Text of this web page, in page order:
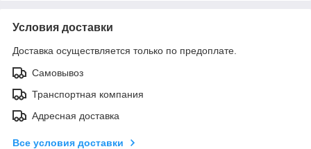
Условия доставки
Доставка осуществляется только по предоплате.
Самовывоз
Транспортная компания
Адресная доставка
Все условия доставки